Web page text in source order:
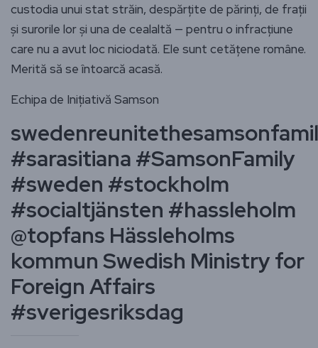
custodia unui stat străin, despărțite de părinți, de frații
și surorile lor și una de cealaltă — pentru o infracțiune
care nu a avut loc niciodată. Ele sunt cetățene române.
Merită să se întoarcă acasă.
Echipa de Inițiativă Samson
#sarasitiana #SamsonFamily
#sweden #stockholm
#socialtjänsten #hassleholm
@topfans Hässleholms
kommun Swedish Ministry for
Foreign Affairs
#sverigesriksdag